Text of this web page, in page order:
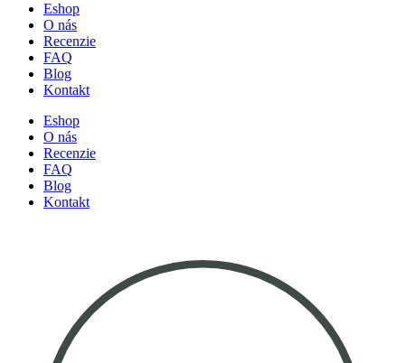
Eshop
O nás
Recenzie
FAQ
Blog
Kontakt
Eshop
O nás
Recenzie
FAQ
Blog
Kontakt